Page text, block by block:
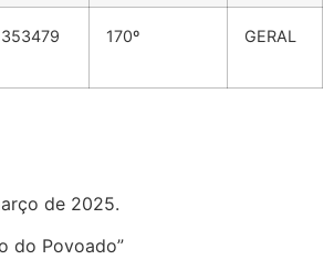
353479 170º GERAL
de 2025.
do Povoado”